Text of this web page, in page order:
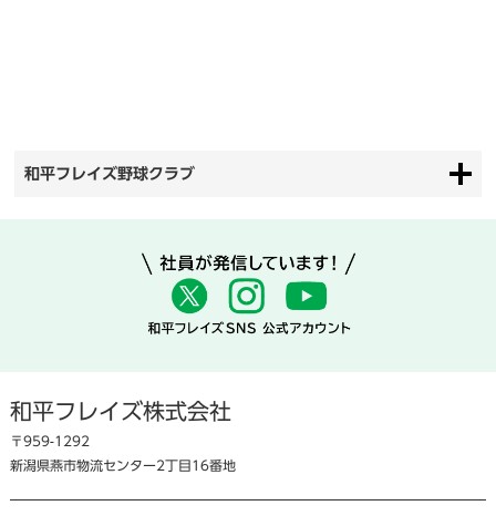
和平フレイズ野球クラブ
和平フレイズ株式会社
〒959-1292
新潟県燕市物流センター2丁目16番地